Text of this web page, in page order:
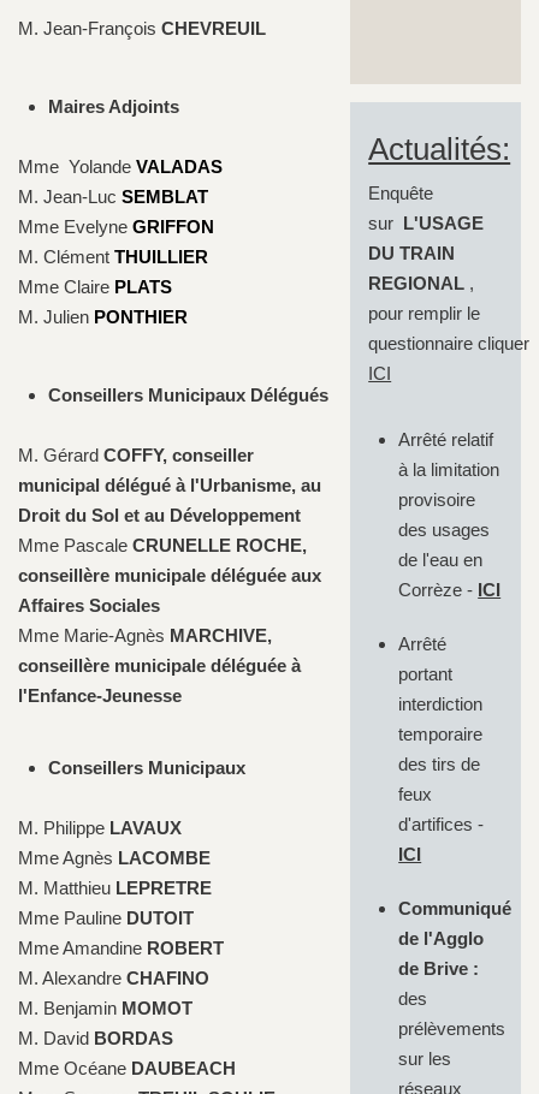
M. Jean-François CHEVREUIL
Maires Adjoints
Mme Yolande VALADAS
M. Jean-Luc SEMBLAT
Mme Evelyne GRIFFON
M. Clément THUILLIER
Mme Claire PLATS
M. Julien PONTHIER
Conseillers Municipaux Délégués
M. Gérard COFFY, conseiller
municipal délégué à l'Urbanisme, au
Droit du Sol et au Développement
Mme Pascale CRUNELLE ROCHE,
conseillère municipale déléguée aux
Affaires Sociales
Mme Marie-Agnès MARCHIVE,
conseillère municipale déléguée à
l'Enfance-Jeunesse
Conseillers Municipaux
M. Philippe LAVAUX
Mme Agnès LACOMBE
M. Matthieu LEPRETRE
Mme Pauline DUTOIT
Mme Amandine ROBERT
M. Alexandre CHAFINO
M. Benjamin MOMOT
M. David BORDAS
Mme Océane DAUBEACH
Actualités:
Enquête
sur L'USAGE
DU TRAIN
REGIONAL ,
pour remplir le
questionnaire cliquer
ICI
Arrêté relatif
à la limitation
provisoire
des usages
de l'eau en
Corrèze - ICI
Arrêté
portant
interdiction
temporaire
des tirs de
feux
d'artifices -
ICI
Communiqué
de l'Agglo
de Brive :
des
prélèvements
sur les
réseaux